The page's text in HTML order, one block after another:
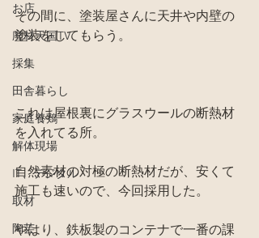
お店
廃材天国TV
採集
田舎暮らし
家庭養鶏
解体現場
IT、デジタル
取材
陶芸
その間に、塗装屋さんに天井や内壁の
塗装をしてもらう。
これは屋根裏にグラスウールの断熱材
を入れてる所。
自然素材の対極の断熱材だが、安くて
施工も速いので、今回採用した。
やはり、鉄板製のコンテナで一番の課